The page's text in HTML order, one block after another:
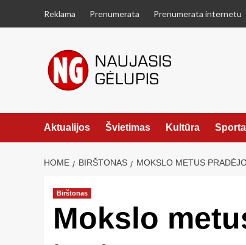
Reklama Prenumerata Prenumerata internetu
Aktualijos Švietimas Kultūra
HOME BIRŠTONAS MOKSLO METUS
Birštonas
Mokslo